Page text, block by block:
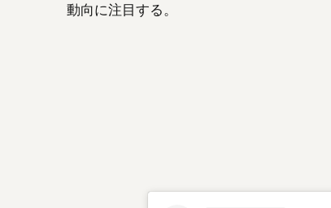
動向に注目する。